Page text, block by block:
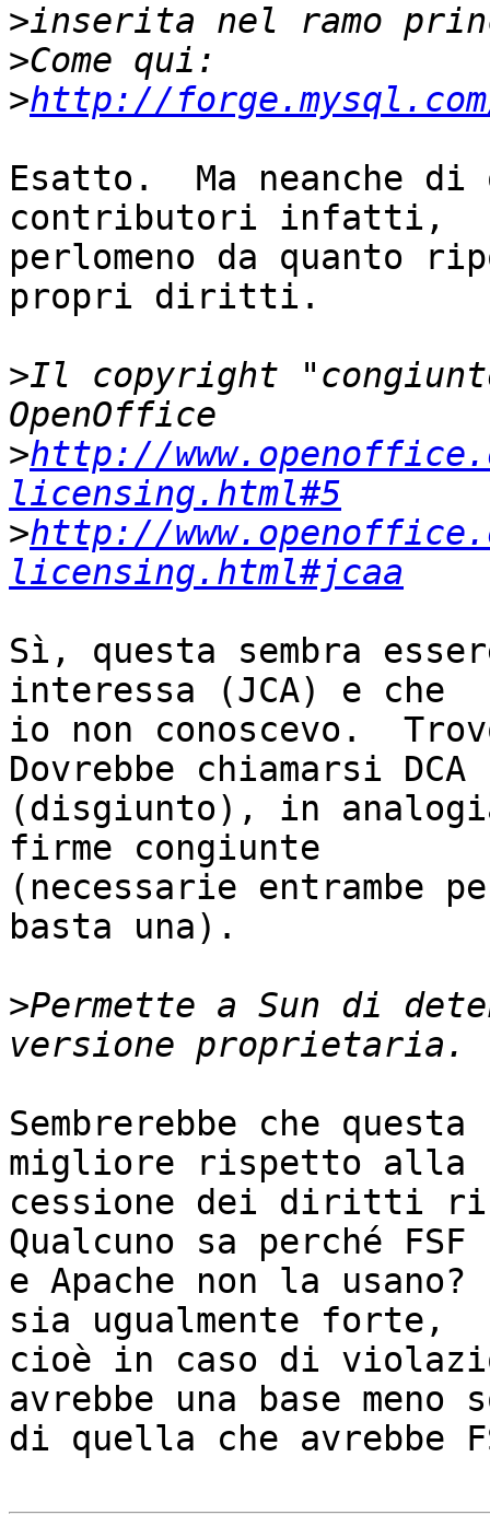
>
>
>http://forge.mysql.com/
Esatto.  Ma neanche
contributori infatti,
perlomeno da quanto
propri diritti.
>Il copyright
>http://
licensing.html#5
>http://
licensing.html#jcaa
Sì, questa sembra
interessa (JCA) e che
io non conoscevo.
Dovrebbe chiamarsi DCA
(disgiunto), in
firme congiunte
(necessarie entrambe
basta una).
>Permette a Sun di
Sembrerebbe che
migliore rispetto alla
cessione dei diritti
Qualcuno sa perché FSF
e Apache non la
sia ugualmente forte,
cioè in caso di
avrebbe una base meno
di quella che avrebbe